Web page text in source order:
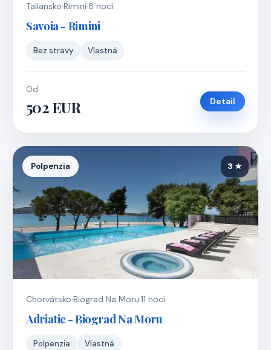
Taliansko·Rimini·8 nocí
Savoia - Rimini
Bez stravy Vlastná
Od
502 EUR Detail
Polpenzia 3 ★
Chorvátsko·Biograd Na Moru·11 nocí
Adriatic - Biograd Na Moru
Polpenzia Vlastná